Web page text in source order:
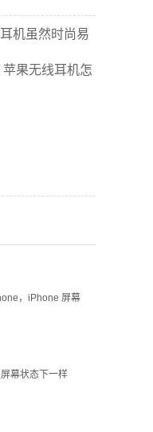
机虽然时尚易
果无线耳机怎
，iPhone 屏幕
幕状态下一样